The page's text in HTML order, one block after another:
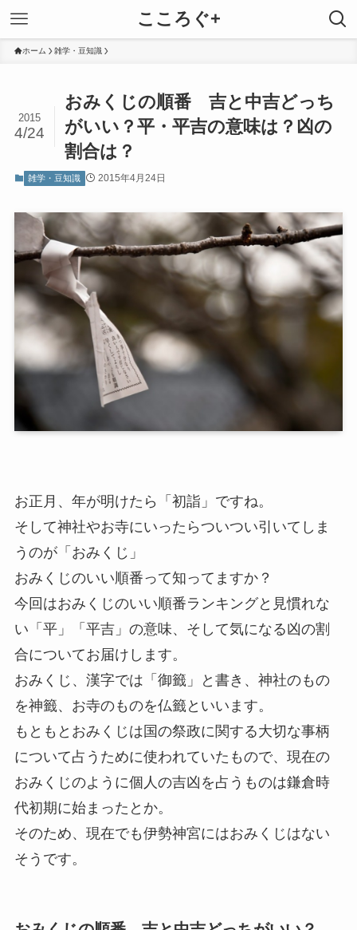
こころぐ+
ホーム 雑学・豆知識
おみくじの順番 吉と中吉どっち
がいい？平・平吉の意味は？凶の
割合は？
2015
4/24
雑学・豆知識 2015年4月24日
お正月、年が明けたら「初詣」ですね。
そして神社やお寺にいったらついつい引いてしま
うのが「 おみくじ 」
おみくじのいい順番って知ってますか？
今回はおみくじのいい順番ランキングと見慣れな
い「平」「平吉」の意味、そして気になる凶の割
合についてお届けします。
おみくじ、漢字では「御籤」と書き、神社のもの
を神籤、お寺のものを仏籤といいます。
もともと おみくじは国の祭政に関する大切な事柄
について占うために使われていたもので、現在の
おみくじのように個人の吉凶を占うものは鎌倉時
代初期に始まったとか。
そのため、現在でも伊勢神宮にはおみくじはない
そうです。